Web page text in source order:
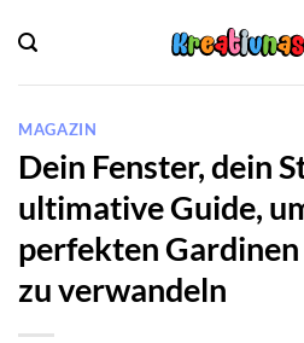
Inhalt
springen
MAGAZIN
Dein Fenster, dein
ultimative Guide,
perfekten
zu verwandeln